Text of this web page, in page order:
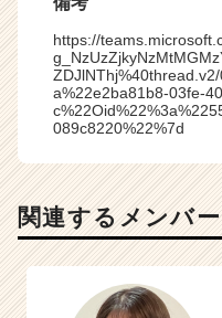
https://
a%22e2ba81b8-03fe-
089c8220%22%7d
関連するメンバー